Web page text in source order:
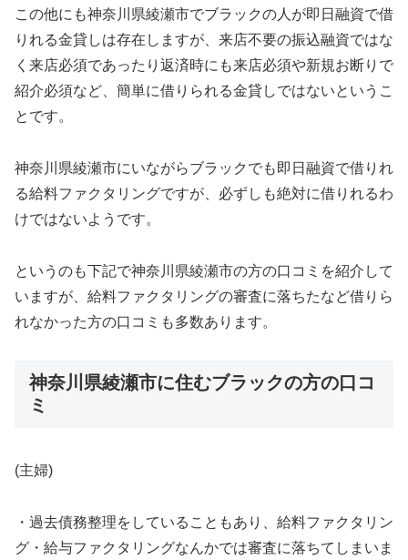
この他にも神奈川県綾瀬市でブラックの人が即日融資で借
りれる金貸しは存在しますが、来店不要の振込融資ではな
く来店必須であったり返済時にも来店必須や新規お断りで
紹介必須など、簡単に借りられる金貸しではないというこ
とです。
神奈川県綾瀬市にいながらブラックでも即日融資で借りれ
る給料ファクタリングですが、必ずしも絶対に借りれるわ
けではないようです。
というのも下記で神奈川県綾瀬市の方の口コミを紹介して
いますが、給料ファクタリングの審査に落ちたなど借りら
れなかった方の口コミも多数あります。
神奈川県綾瀬市に住むブラックの方の口コ
ミ
(主婦)
・過去債務整理をしていることもあり、給料ファクタリン
グ・給与ファクタリングなんかでは審査に落ちてしまいま